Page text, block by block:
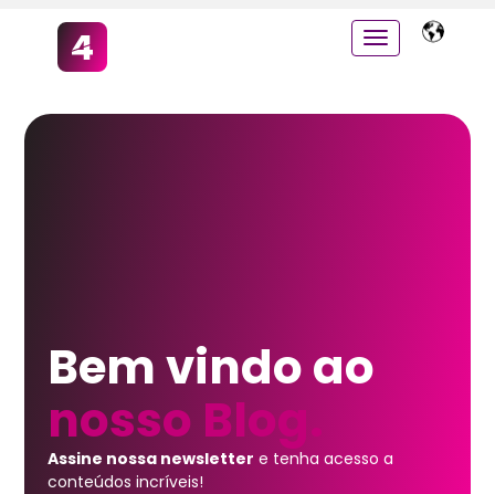
Bem vindo ao
nosso Blog.
Assine nossa newsletter e tenha acesso a
conteúdos incríveis!